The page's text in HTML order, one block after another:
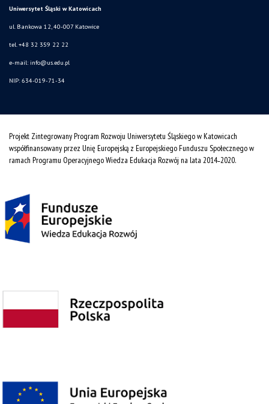
Uniwersytet Śląski w Katowicach
ul. Bankowa 12, 40-007 Katowice
tel. +48 32 359 22 22
e-mail: info@us.edu.pl
NIP: 634-019-71-34
Projekt Zintegrowany Program Rozwoju Uniwersytetu Śląskiego w Katowicach
współfinansowany przez Unię Europejską z Europejskiego Funduszu Społecznego w
ramach Programu Operacyjnego Wiedza Edukacja Rozwój na lata 2014˗2020.